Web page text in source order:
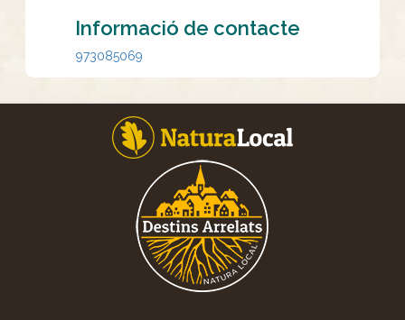
Informació de contacte
973085069